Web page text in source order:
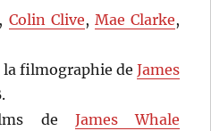
, Colin Clive, Mae Clarke,
la filmographie de James
de James Whale